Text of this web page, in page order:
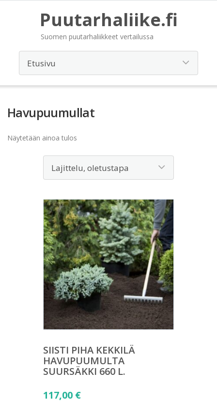
Puutarhaliike.fi
Suomen puutarhaliikkeet vertailussa
Havupuumullat
Näytetään ainoa tulos
SIISTI PIHA KEKKILÄ
HAVUPUUMULTA
SUURSÄKKI 660 L.
117,00 €